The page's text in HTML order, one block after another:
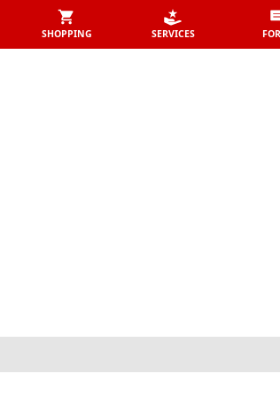
SHOPPING SERVICES